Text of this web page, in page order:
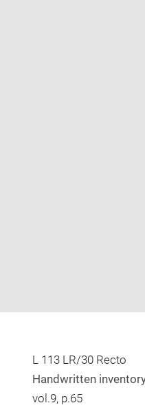
in
L 113 LR/30 Recto
Handwritten
vol.9, p.65